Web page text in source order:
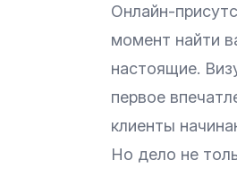
Онлайн-
момент найти
настоящие.
первое
клиенты
Но дело не